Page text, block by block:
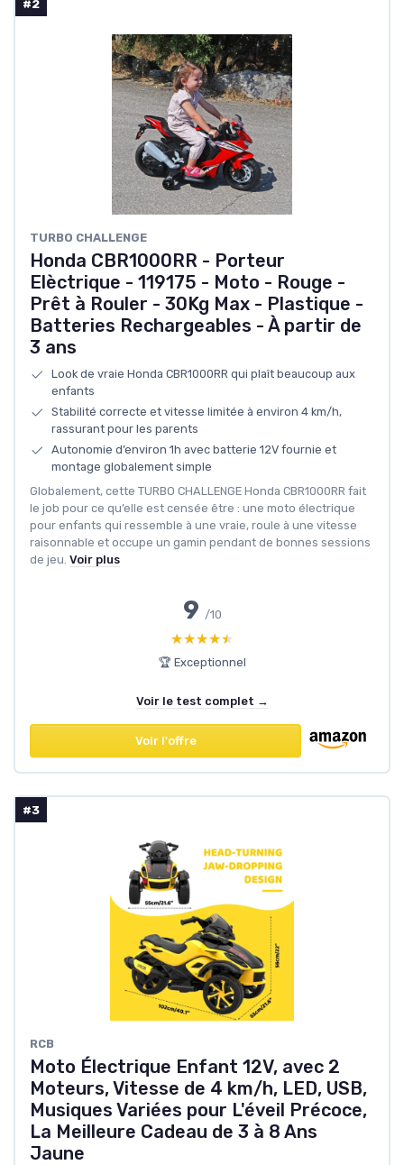
#2
TURBO CHALLENGE
Honda CBR1000RR - Porteur
Elèctrique - 119175 - Moto - Rouge -
Prêt à Rouler - 30Kg Max - Plastique -
Batteries Rechargeables - À partir de
3 ans
Look de vraie Honda CBR1000RR qui plaît beaucoup aux
enfants
Stabilité correcte et vitesse limitée à environ 4 km/h,
rassurant pour les parents
Autonomie d’environ 1h avec batterie 12V fournie et
montage globalement simple
Globalement, cette TURBO CHALLENGE Honda CBR1000RR fait
le job pour ce qu’elle est censée être : une moto électrique
pour enfants qui ressemble à une vraie, roule à une vitesse
raisonnable et occupe un gamin pendant de bonnes sessions
de jeu. Voir plus
9 /10
★★★★★
★★★★★
🏆 Exceptionnel
Voir le test complet →
Voir l'offre
#3
RCB
Moto Électrique Enfant 12V, avec 2
Moteurs, Vitesse de 4 km/h, LED, USB,
Musiques Variées pour L'éveil Précoce,
La Meilleure Cadeau de 3 à 8 Ans
Jaune